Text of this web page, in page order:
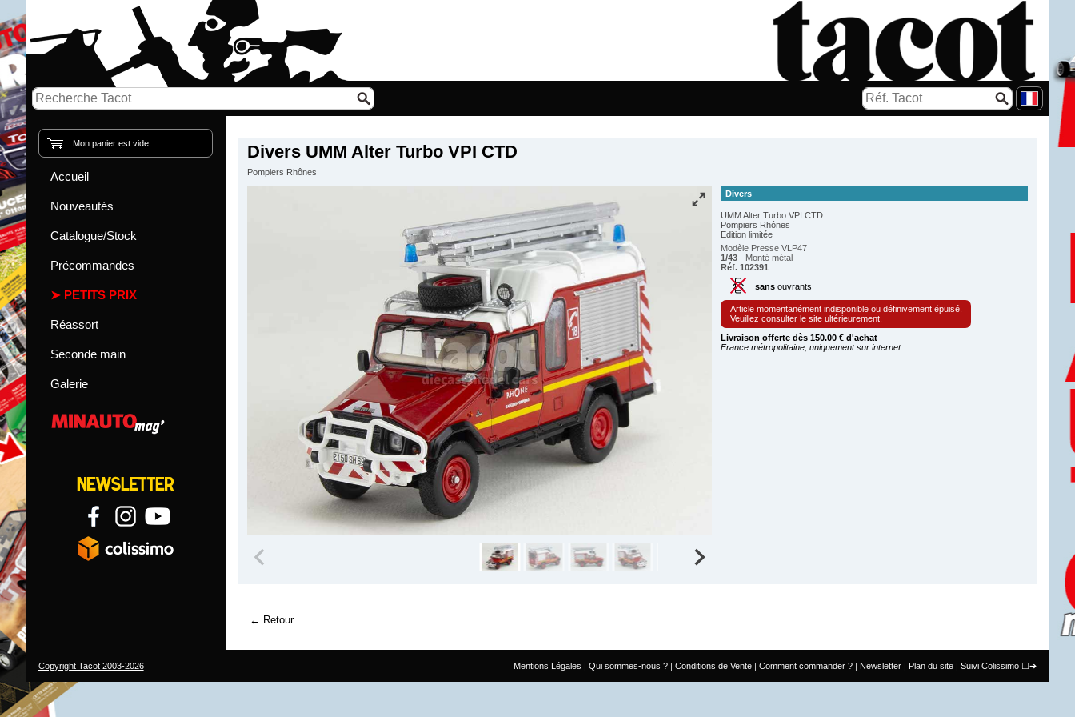
Divers UMM Alter Turbo VPI CTD
Pompiers Rhônes
Divers
UMM Alter Turbo VPI CTD
Pompiers Rhônes
Edition limitée
Modèle Presse VLP47
1/43 - Monté métal
Réf. 102391
sansouvrants
Article momentanément indisponible ou définivement épuisé.
Veuillez consulter le site ultérieurement.
Livraison offerte dès 150.00 € d'achat
France métropolitaine, uniquement sur internet
Retour
Mon panier est vide
Accueil
Nouveautés
Catalogue/Stock
Précommandes
PETITS PRIX
Réassort
Seconde main
Galerie
Mentions Légales Qui sommes-nous ? Conditions de Vente Comment commander ? Newsletter Plan du site Suivi Colissimo
Copyright Tacot 2003-2026